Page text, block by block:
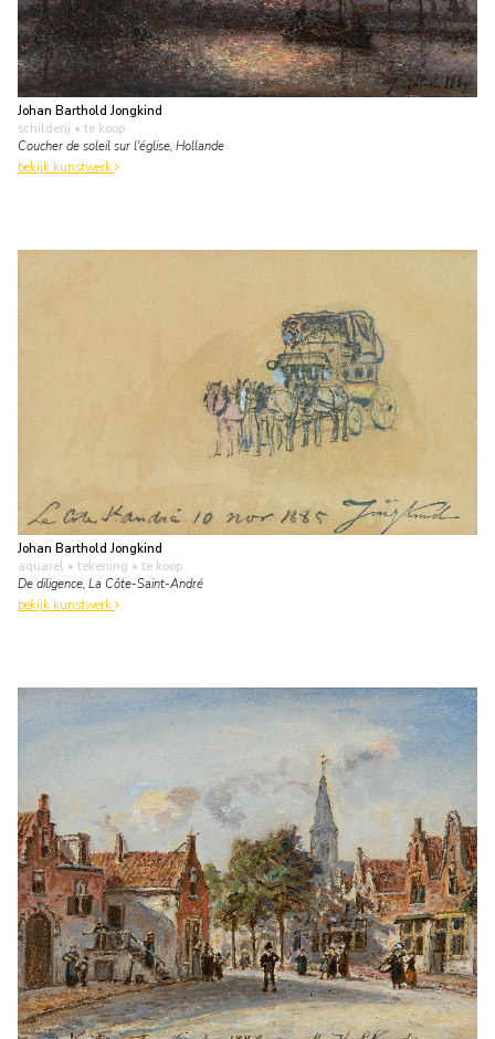
Johan Barthold Jongkind
schilderij • te koop
Coucher de soleil sur l'église, Hollande
bekijk kunstwerk
Johan Barthold Jongkind
aquarel • tekening • te koop
De diligence, La Côte-Saint-André
bekijk kunstwerk